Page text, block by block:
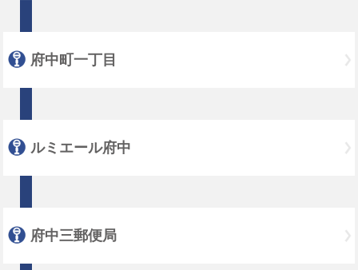
府中町一丁目
ルミエール府中
府中三郵便局